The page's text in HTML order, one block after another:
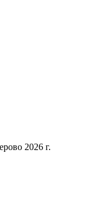
2026 г.